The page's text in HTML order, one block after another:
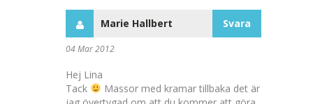
Marie Hallbert
04 Mar 2012
Hej Lina
Tack
Massor med kramar tillbaka det är
Svara